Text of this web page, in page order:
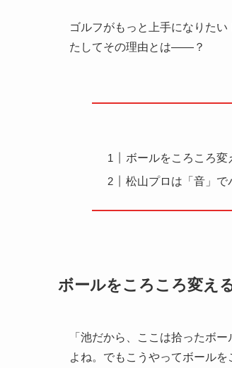
ゴルフがもっと上手になりた
たしてその理由とは――？
ボールをころころ変
松山プロは「音」で
ボールをころころ変え
「池だから、ここは拾ったボ
よね。でもこうやってボール